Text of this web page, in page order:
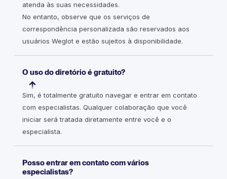
atenda às suas necessidades.
No entanto, observe que os serviços de
correspondência personalizada são reservados aos
usuários Weglot e estão sujeitos à disponibilidade.
O uso do diretório é gratuito?
Sim, é totalmente gratuito navegar e entrar em contato
com especialistas. Qualquer colaboração que você
iniciar será tratada diretamente entre você e o
especialista.
Posso entrar em contato com vários
especialistas?